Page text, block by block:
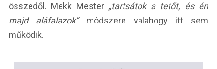
összedől. Mekk Mester „tartsátok a tetőt, és én
majd aláfalazok”módszere valahogy itt sem
működik.